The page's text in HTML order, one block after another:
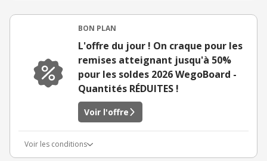
BON PLAN
L'offre du jour ! On craque pour les
remises atteignant jusqu'à 50%
pour les soldes 2026 WegoBoard -
Quantités RÉDUITES !
Voir l'offre
Voir les conditions